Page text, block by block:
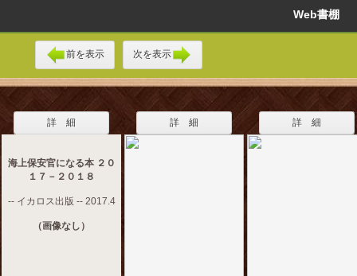
Web書棚
前を表示 次を表示
詳 細
海上保安官になる本 ２０
１７－２０１８
-- イカロス出版 -- 2017.4
（画像なし）
詳 細 詳 細